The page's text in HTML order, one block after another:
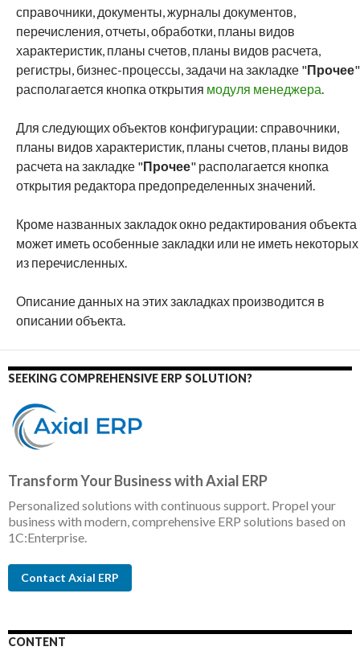
справочники, документы, журналы документов,
перечисления, отчеты, обработки, планы видов
характеристик, планы счетов, планы видов расчета,
регистры, бизнес-процессы, задачи на закладке "Прочее"
располагается кнопка открытия модуля менеджера.
Для следующих объектов конфигурации: справочники,
планы видов характеристик, планы счетов, планы видов
расчета на закладке "Прочее" располагается кнопка
открытия редактора предопределенных значений.
Кроме названных закладок окно редактирования объекта
может иметь особенные закладки или не иметь некоторых
из перечисленных.
Описание данных на этих закладках производится в
описании объекта.
SEEKING COMPREHENSIVE ERP SOLUTION?
Transform Your Business with Axial ERP
Personalized solutions with continuous support. Propel your
business with modern, comprehensive ERP solutions based on
1C:Enterprise.
Contact Axial ERP
CONTENT